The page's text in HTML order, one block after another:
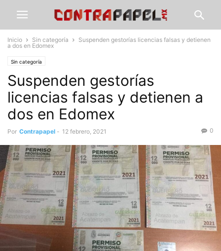
Inicio Sin categoría
Suspenden gestorías licencias falsas y detienen
a dos en Edomex
Sin categoría
Suspenden gestorías
licencias falsas y detienen a
dos en Edomex
Por Contrapapel - 12 febrero, 2021 0